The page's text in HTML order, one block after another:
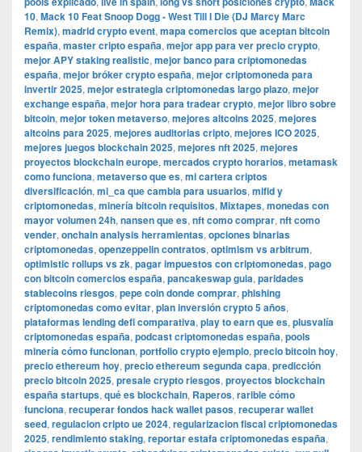
10, Mack 10 Feat Snoop Dogg - West Till I Die (DJ Marcy Marc
Remix), madrid crypto event, mapa comercios que aceptan bitcoin
españa, master cripto españa, mejor app para ver precio crypto,
mejor APY staking realistic, mejor banco para criptomonedas
españa, mejor bróker crypto españa, mejor criptomoneda para
invertir 2025, mejor estrategia criptomonedas largo plazo, mejor
exchange españa, mejor hora para tradear crypto, mejor libro sobre
bitcoin, mejor token metaverso, mejores altcoins 2025, mejores
altcoins para 2025, mejores auditorias cripto, mejores ICO 2025,
mejores juegos blockchain 2025, mejores nft 2025, mejores
proyectos blockchain europe, mercados crypto horarios, metamask
como funciona, metaverso que es, mi cartera criptos
diversificación, mi_ca que cambia para usuarios, mifid y
criptomonedas, minería bitcoin requisitos, Mixtapes, monedas con
mayor volumen 24h, nansen que es, nft como comprar, nft como
vender, onchain analysis herramientas, opciones binarias
criptomonedas, openzeppelin contratos, optimism vs arbitrum,
optimistic rollups vs zk, pagar impuestos con criptomonedas, pago
con bitcoin comercios españa, pancakeswap guia, paridades
stablecoins riesgos, pepe coin donde comprar, phishing
criptomonedas como evitar, plan inversión crypto 5 años,
plataformas lending defi comparativa, play to earn que es, plusvalía
criptomonedas españa, podcast criptomonedas españa, pools
minería cómo funcionan, portfolio crypto ejemplo, precio bitcoin hoy,
precio ethereum hoy, precio ethereum segunda capa, predicción
precio bitcoin 2025, presale crypto riesgos, proyectos blockchain
españa startups, qué es blockchain, Raperos, rarible cómo
funciona, recuperar fondos hack wallet pasos, recuperar wallet
seed, regulacion cripto ue 2024, regularizacion fiscal criptomonedas
2025, rendimiento staking, reportar estafa criptomonedas españa,